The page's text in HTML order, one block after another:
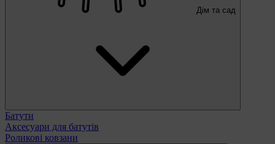
Дім та сад
Батути
Аксесуари для батутів
Роликові ковзани